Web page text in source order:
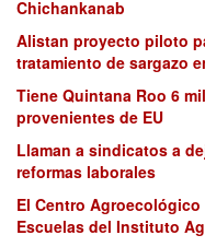
Chichankanab
Alistan proyecto piloto
tratamiento de sargazo
Tiene Quintana Roo 6
provenientes de EU
Llaman a sindicatos a
reformas laborales
El Centro Agroecológico
Escuelas del Instituto